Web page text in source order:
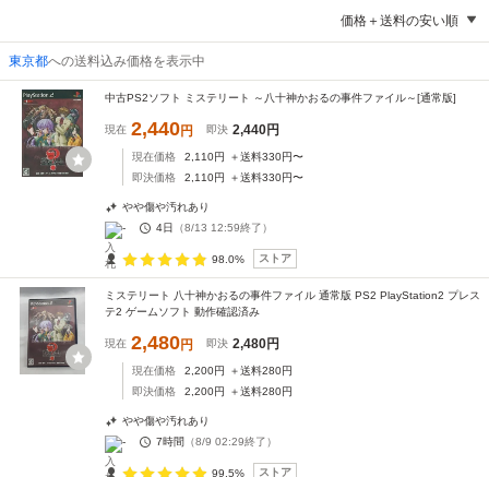
価格＋送料の安い順
東京都への送料込み価格を表示中
中古PS2ソフト ミステリート ～八十神かおるの事件ファイル～[通常版]
現在 2,440円 即決 2,440円
現在価格 2,110円 ＋送料330円〜
即決価格
2,110円 ＋送料330円〜
やや傷や汚れあり
-
4日 （8/13 12:59終了）
98.0% ストア
ミステリート 八十神かおるの事件ファイル 通常版 PS2 PlayStation2 プレス
テ2 ゲームソフト 動作確認済み
現在 2,480円 即決 2,480円
現在価格 2,200円 ＋送料280円
即決価格
2,200円 ＋送料280円
やや傷や汚れあり
-
7時間 （8/9 02:29終了）
99.5% ストア